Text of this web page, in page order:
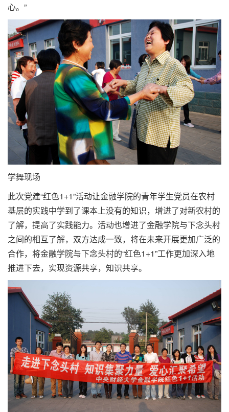
心。”
学舞现场
此次党建“红色1+1”活动让金融学院的青年学生党员在农村
基层的实践中学到了课本上没有的知识，增进了对新农村的
了解，提高了实践能力。活动也增进了金融学院与下念头村
之间的相互了解，双方达成一致，将在未来开展更加广泛的
合作，将金融学院与下念头村的“红色1+1”工作更加深入地
推进下去，实现资源共享，知识共享。